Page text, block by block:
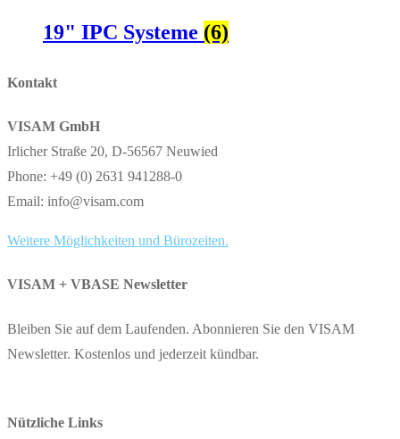
19" IPC Systeme (6)
Kontakt
VISAM GmbH
Irlicher Straße 20, D-56567 Neuwied
Phone: +49 (0) 2631 941288-0
Email: info@visam.com
Weitere Möglichkeiten und Bürozeiten.
VISAM + VBASE Newsletter
Bleiben Sie auf dem Laufenden. Abonnieren Sie den VISAM
Newsletter. Kostenlos und jederzeit kündbar.
Nützliche Links